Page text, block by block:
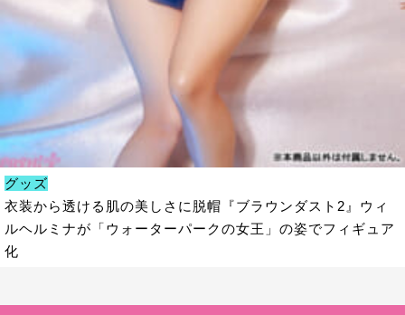
グッズ
衣装から透ける肌の美しさに脱帽『ブラウンダスト2』ウィ
ルヘルミナが「ウォーターパークの女王」の姿でフィギュア
化